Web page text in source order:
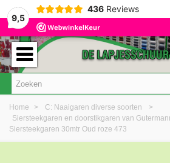
9,5
436 Reviews
Home > C: Naaigaren diverse soorten
>
Siersteekgaren en doorstikgaren van
Siersteekgaren 30mtr Oud roze 473